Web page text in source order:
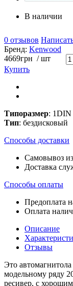
В наличии
0 отзывов
Бренд: Kenwood
4669грн / шт
Купить
Типоразмер: 1DIN
Тип: бездисковый
Способы доставки
Самовывоз
Доставка
Способы оплаты
Предоплата
Оплата
Описание
Отзывы
Это
модельному ряду
ресивер, с